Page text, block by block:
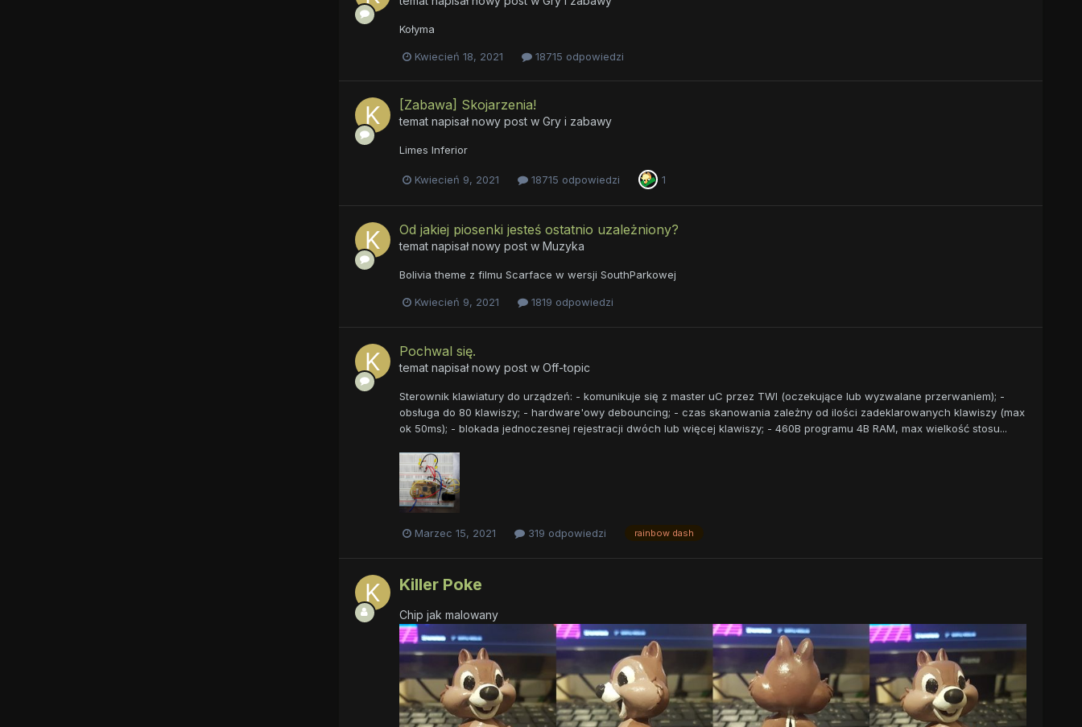
Kołyma
Kwiecień 18, 2021 18715 odpowiedzi
[Zabawa] Skojarzenia!
temat napisał nowy post w Gry i zabawy
Limes Inferior
Kwiecień 9, 2021 18715 odpowiedzi 1
Od jakiej piosenki jesteś ostatnio uzależniony?
temat napisał nowy post w Muzyka
Bolivia theme z filmu Scarface w wersji SouthParkowej
Kwiecień 9, 2021 1819 odpowiedzi
Pochwal się.
temat napisał nowy post w Off-topic
Sterownik klawiatury do urządzeń: - komunikuje się z master uC przez TWI (oczekujące lub wyzwalane przerwaniem); -
obsługa do 80 klawiszy; - hardware'owy debouncing; - czas skanowania zależny od ilości zadeklarowanych klawiszy (max
ok 50ms); - blokada jednoczesnej rejestracji dwóch lub więcej klawiszy; - 460B programu 4B RAM, max wielkość stosu...
Marzec 15, 2021 319 odpowiedzi rainbow dash
Killer Poke
Chip jak malowany